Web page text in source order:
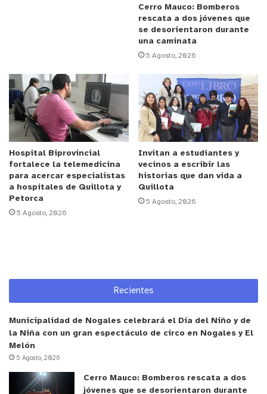
Anuncio Patrocinado
precipitación y temperatura hacia el invierno 2025
es más incierto. “Los modelos climáticos aún no
tienen la capacidad de hacer proyecciones con una
precisión suficiente. Sin embargo, se espera que
aumente la probabilidad de condiciones neutras, lo
que debería traer precipitación y temperatura
dentro de los rangos climatológicos”, señala.
Sequía
el académico aclara que no es posible asegurarlo
hoy, ya que depende de datos de precipitación que
obstante, la tendencia de una disminución de
precipitaciones hacia fines de siglo sigue
apareciendo en las proyecciones climáticas. La
megasequía fue -al menos hasta el año 2022- un
patrón extraordinario que no necesariamente está
Cerro Mauco: Bomberos
rescata a dos jóvenes que
se desorientaron durante
una caminata
5 Agosto, 2026
Hospital Biprovincial
fortalece la telemedicina
para acercar especialistas
a hospitales de Quillota y
Petorca
5 Agosto, 2026
Invitan a estudiantes y
vecinos a escribir las
historias que dan vida a
Quillota
5 Agosto, 2026
Recientes
Municipalidad de Nogales celebrará el Día del Niño y de
la Niña con un gran espectáculo de circo en Nogales y El
Melón
5 Agosto, 2026
Cerro Mauco: Bomberos rescata a dos
jóvenes que se desorientaron durante